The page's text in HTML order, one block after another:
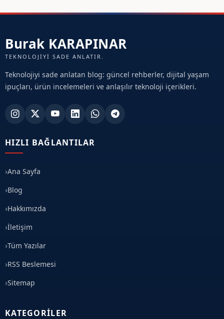
Burak KARAPINAR
TEKNOLOJIYI SADE ANLATIR.
Teknolojiyi sade anlatan blog: güncel rehberler, dijital yaşam
ipuçları, ürün incelemeleri ve anlaşılır teknoloji içerikleri.
HIZLI BAĞLANTILAR
Ana Sayfa
Blog
Hakkımızda
İletişim
Tüm Yazılar
RSS Beslemesi
Sitemap
KATEGORILER